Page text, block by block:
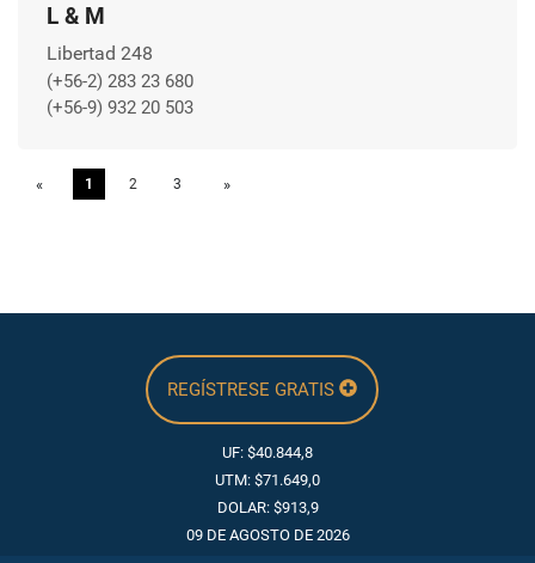
L & M
Libertad 248
(+56-2) 283 23 680
(+56-9) 932 20 503
« Previous
1 2 3 »
REGÍSTRESE GRATIS
UF: $40.844,8
UTM: $71.649,0
DOLAR: $913,9
09 DE AGOSTO DE 2026